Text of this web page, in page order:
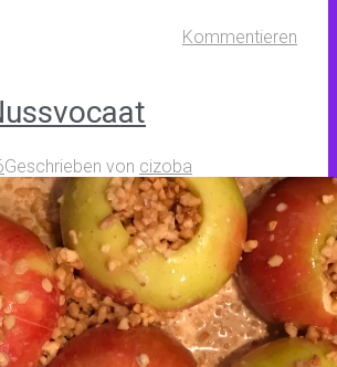
Kommentieren
Geschrieben von cizoba